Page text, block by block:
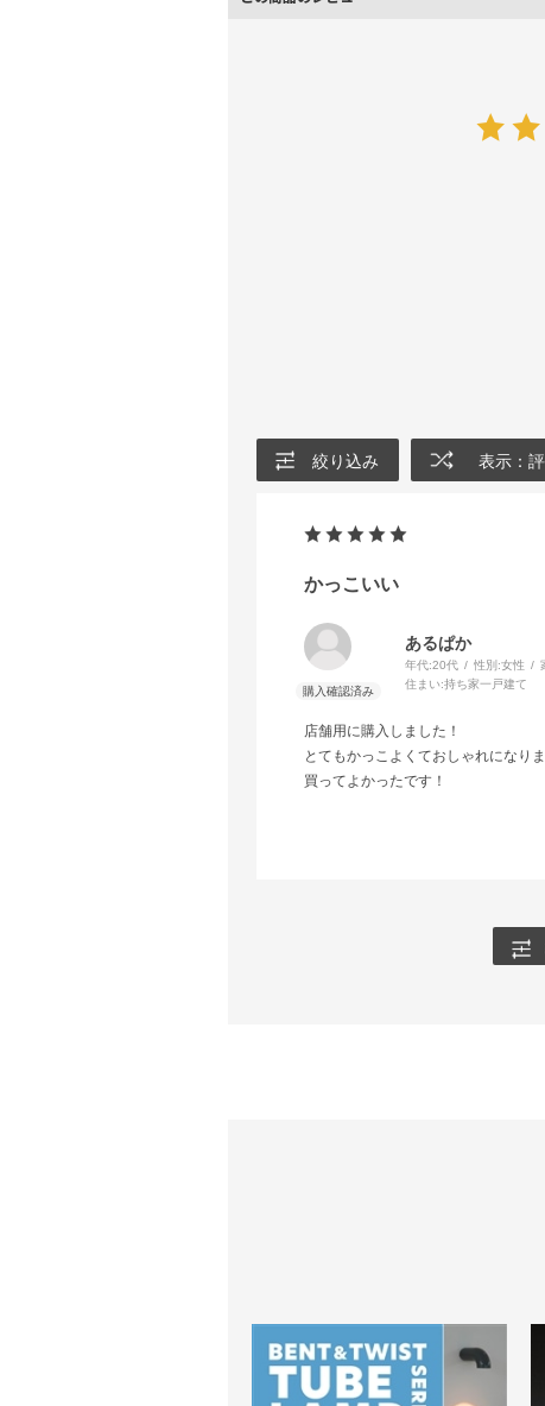
絞り込み 表示：
かっこいい
あるぱか
年代:20代 性別:女性
住まい:持ち家一戸建て
店舗用に購入しました！
とてもかっこよくておしゃれになりま
買ってよかったです！